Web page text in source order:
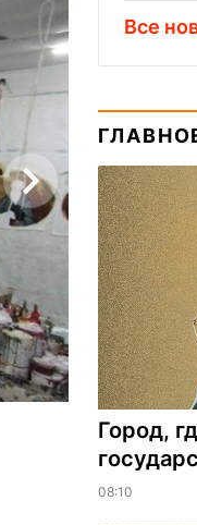
Все
Город,
08:10